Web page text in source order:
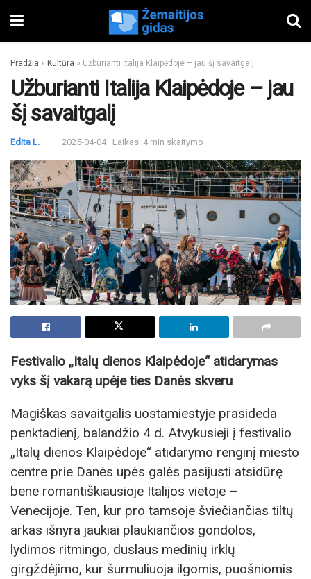
Pradžia » Kultūra » Užburianti Italija Klaipėdoje – jau šį savaitgalį
Užburianti Italija Klaipėdoje – jau
šį savaitgalį
Edita L. 2025-04-04 Laikas: 4 min skaitymo
Festivalio „Italų dienos Klaipėdoje“ atidarymas
vyks šį vakarą upėje ties Danės skveru
Magiškas savaitgalis uostamiestyje prasideda
penktadienį, balandžio 4 d. Atvykusieji į festivalio
„Italų dienos Klaipėdoje“ atidarymo renginį miesto
centre prie Danės upės galės pasijusti atsidūrę
bene romantiškiausioje Italijos vietoje –
Venecijoje. Ten, kur pro tamsoje šviečiančias tiltų
arkas išnyra jaukiai plaukiančios gondolos,
lydimos ritmingo, duslaus medinių irklų
girgždėjimo, kur šurmuliuoja ilgomis, puošniomis